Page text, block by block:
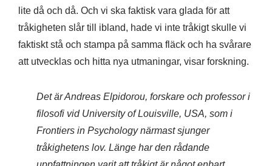
lite då och då. Och vi ska faktisk vara glada för att
tråkigheten slår till ibland, hade vi inte tråkigt skulle vi
faktiskt stå och stampa på samma fläck och ha svårare
att utvecklas och hitta nya utmaningar, visar forskning.
Det är Andreas Elpidorou, forskare och professor i
filosofi vid University of Louisville, USA, som i
Frontiers in Psychology närmast sjunger
tråkighetens lov. Länge har den rådande